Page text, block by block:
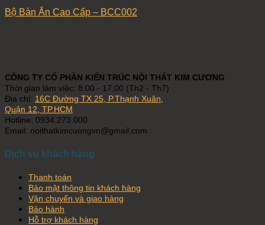
Bộ Bàn Ăn Cao Cấp – BCC002
CÔNG TY CỔ PHẦN KIẾN TRÚC NỘI THẤT KIM CƯƠNG
Thời gian làm việc: 8:00 - 17:00 (Th2 - Th7)
Địa chỉ: 16C Đường TX 25, P.Thạnh Xuân,
Quận 12, TP.HCM
Hotline: 0934.273.000
Email: noithatkimcuongvn@gmail.com
Dịch vụ khách hàng
Thanh toán
Bảo mật thông tin khách hàng
Vận chuyển và giao hàng
Bảo hành
Hỗ trợ khách hàng